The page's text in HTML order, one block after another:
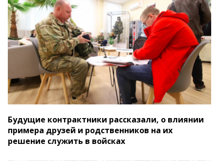
Будущие контрактники рассказали, о влиянии
примера друзей и родственников на их
решение служить в войсках